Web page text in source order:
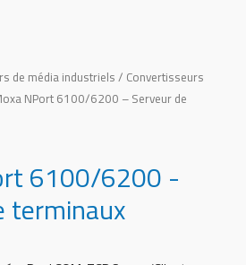
de média industriels/ Convertisseurs
NPort 6100/6200 – Serveur de
6100/6200 -
terminaux